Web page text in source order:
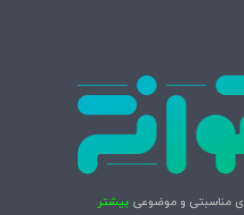
مناسبتی و موضوعی بیشتر